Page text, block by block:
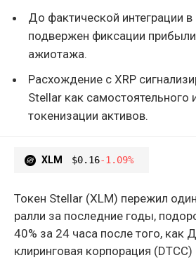
До фактической интеграции
подвержен фиксации
ажиотажа.
Расхождение с XRP
Stellar как самостоятельного
токенизации активов.
XLM $0.16-1.09%
Токен Stellar (XLM) пережил
ралли за последние годы,
40% за 24 часа после того, как
клиринговая корпорация